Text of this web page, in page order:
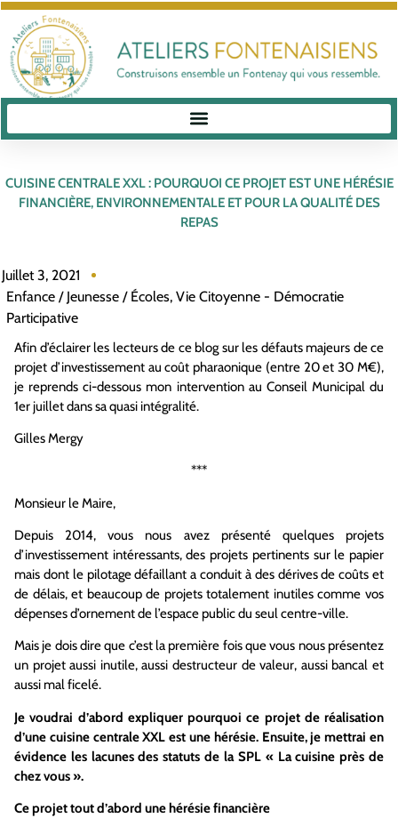
CUISINE CENTRALE XXL : POURQUOI CE PROJET EST UNE HÉRÉSIE
FINANCIÈRE, ENVIRONNEMENTALE ET POUR LA QUALITÉ DES
REPAS
Juillet 3, 2021
Enfance / Jeunesse / Écoles, Vie Citoyenne - Démocratie
Participative
Afin d’éclairer les lecteurs de ce blog sur les défauts majeurs de ce
projet d’investissement au coût pharaonique (entre 20 et 30 M€),
je reprends ci-dessous mon intervention au Conseil Municipal du
1er juillet dans sa quasi intégralité.
Gilles Mergy
***
Monsieur le Maire,
Depuis 2014, vous nous avez présenté quelques projets
d’investissement intéressants, des projets pertinents sur le papier
mais dont le pilotage défaillant a conduit à des dérives de coûts et
de délais, et beaucoup de projets totalement inutiles comme vos
dépenses d’ornement de l’espace public du seul centre-ville.
Mais je dois dire que c’est la première fois que vous nous présentez
un projet aussi inutile, aussi destructeur de valeur, aussi bancal et
aussi mal ficelé.
Je voudrai d’abord expliquer pourquoi ce projet de réalisation
d’une cuisine centrale XXL est une hérésie. Ensuite, je mettrai en
évidence les lacunes des statuts de la SPL « La cuisine près de
chez vous ».
Ce projet tout d’abord une hérésie financière